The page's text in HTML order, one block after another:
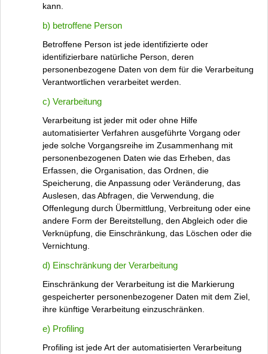
kann.
b) betroffene Person
Betroffene Person ist jede identifizierte oder
identifizierbare natürliche Person, deren
personenbezogene Daten von dem für die Verarbeitung
Verantwortlichen verarbeitet werden.
c) Verarbeitung
Verarbeitung ist jeder mit oder ohne Hilfe
automatisierter Verfahren ausgeführte Vorgang oder
jede solche Vorgangsreihe im Zusammenhang mit
personenbezogenen Daten wie das Erheben, das
Erfassen, die Organisation, das Ordnen, die
Speicherung, die Anpassung oder Veränderung, das
Auslesen, das Abfragen, die Verwendung, die
Offenlegung durch Übermittlung, Verbreitung oder eine
andere Form der Bereitstellung, den Abgleich oder die
Verknüpfung, die Einschränkung, das Löschen oder die
Vernichtung.
d) Einschränkung der Verarbeitung
Einschränkung der Verarbeitung ist die Markierung
gespeicherter personenbezogener Daten mit dem Ziel,
ihre künftige Verarbeitung einzuschränken.
e) Profiling
Profiling ist jede Art der automatisierten Verarbeitung